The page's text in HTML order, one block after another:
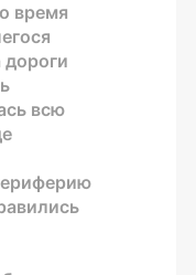
время
дороги
всю